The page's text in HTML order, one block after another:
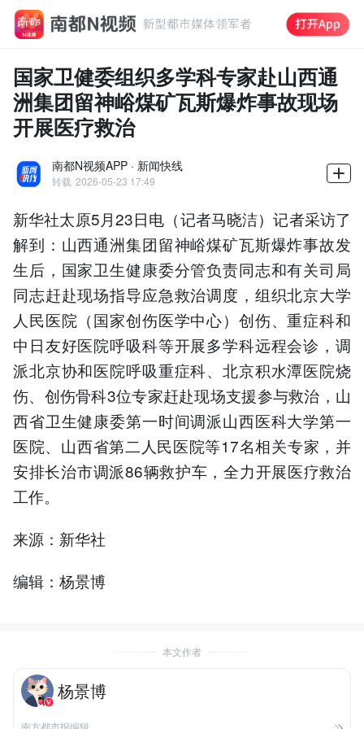
国家卫健委组织多学科专家赴山西通
洲集团留神峪煤矿瓦斯爆炸事故现场
开展医疗救治
南都N视频APP · 新闻快线
转载 2026-05-23 17:49
新华社太原5月23日电（记者马晓洁）记者采访了
解到：山西通洲集团留神峪煤矿瓦斯爆炸事故发
生后，国家卫生健康委分管负责同志和有关司局
同志赶赴现场指导应急救治调度，组织北京大学
人民医院（国家创伤医学中心）创伤、重症科和
中日友好医院呼吸科等开展多学科远程会诊，调
派北京协和医院呼吸重症科、北京积水潭医院烧
伤、创伤骨科3位专家赶赴现场支援参与救治，山
西省卫生健康委第一时间调派山西医科大学第一
医院、山西省第二人民医院等17名相关专家，并
安排长治市调派86辆救护车，全力开展医疗救治
工作。
来源：新华社
编辑：杨景博
本文作者
杨景博